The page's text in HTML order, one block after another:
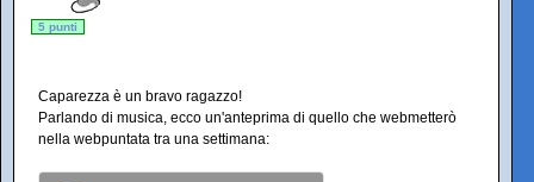
5 punti
Caparezza è un bravo ragazzo!
Parlando di musica, ecco un'anteprima di quello che webmetterò
nella webpuntata tra una settimana: